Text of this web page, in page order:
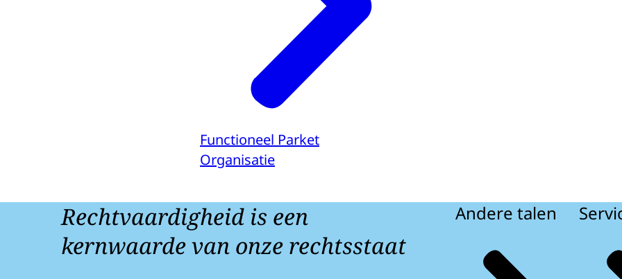
Functioneel Parket
Organisatie
Rechtvaardigheid is een
kernwaarde van onze rechtsstaat
Andere talen